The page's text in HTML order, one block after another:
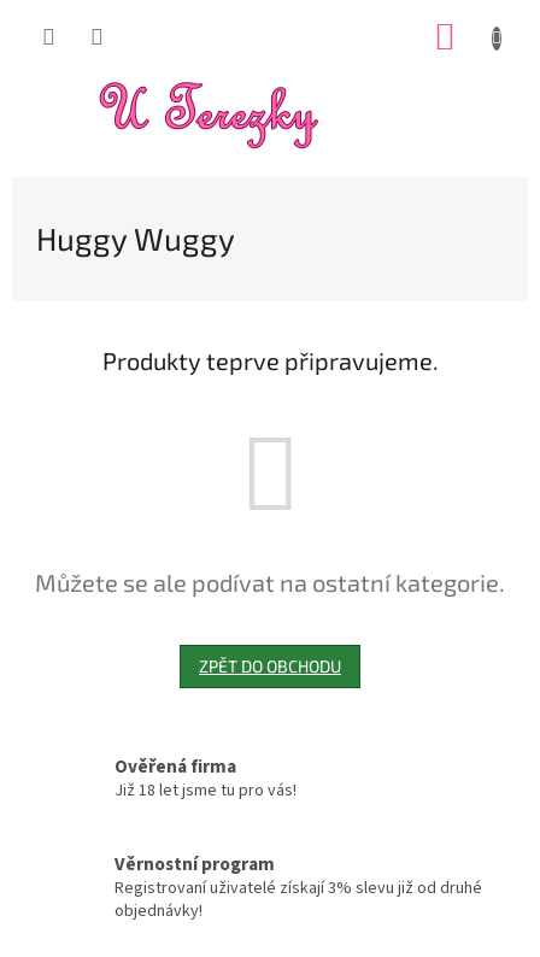
Huggy Wuggy
Produkty teprve připravujeme.
Můžete se ale podívat na ostatní kategorie.
ZPĚT DO OBCHODU
Ověřená firma
Již 18 let jsme tu pro vás!
Věrnostní program
Registrovaní uživatelé získají 3% slevu již od druhé
objednávky!